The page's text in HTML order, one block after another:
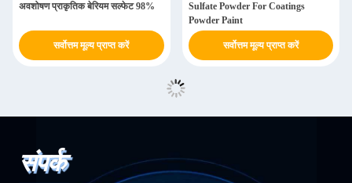
अवशोषण प्राकृतिक बेरियम सल्फेट 98%
सर्वोत्तम मूल्य प्राप्त करें
Sulfate Powder For Coatings
Powder Paint
सर्वोत्तम मूल्य प्राप्त करें
संपर्क